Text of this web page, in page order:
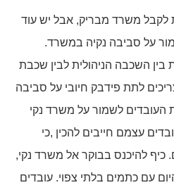
לקבל משרד מבריק, אבל יש עוד
על סביבה נקיה במשרד.
בין השכבה הניהולית לבין שכבת
לתת פידבק חיובי על סביבה
העובדים לשמור על משרד נקי
עצמם חייבים להכין ,כי
כיף להיכנס בבוקר אל משרד נקי,
עם כתמים בלתי צפוי. עובדים